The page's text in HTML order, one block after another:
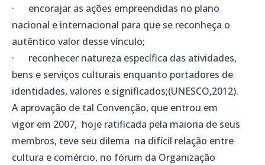
· encorajar as ações empreendidas no plano
nacional e internacional para que se reconheça o
autêntico valor desse vínculo;
· reconhecer natureza específica das atividades,
bens e serviços culturais enquanto portadores de
identidades, valores e significados;(UNESCO,2012).
A aprovação de tal Convenção, que entrou em
vigor em 2007, hoje ratificada pela maioria de seus
membros, teve seu dilema na difícil relação entre
cultura e comércio, no fórum da Organização